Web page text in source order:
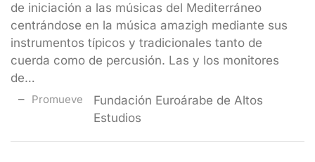
de iniciación a las músicas del Mediterráneo
centrándose en la música amazigh mediante sus
instrumentos típicos y tradicionales tanto de
cuerda como de percusión. Las y los monitores
de…
Promueve
Fundación Euroárabe de Altos
Estudios